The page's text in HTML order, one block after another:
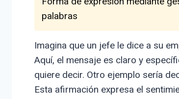
palabras
Imagina que un jefe le dice a su
Aquí, el mensaje es claro y
quiere decir. Otro ejemplo sería
Esta afirmación expresa el